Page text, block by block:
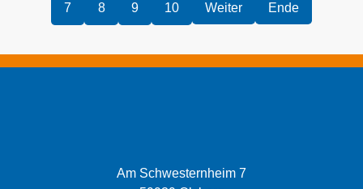
7 8 9 10
Am Schwesternheim 7